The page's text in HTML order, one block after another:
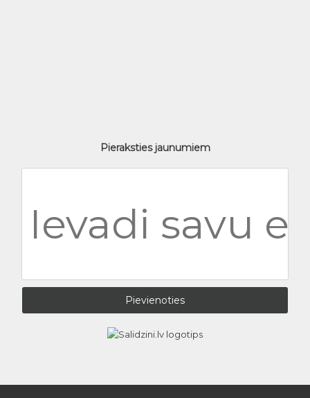
Pieraksties jaunumiem